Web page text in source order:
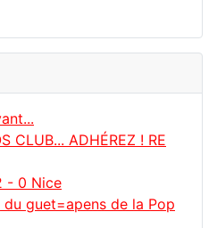
CLUB... ADHÉREZ ! RE
- 0 Nice
guet=apens de la Pop